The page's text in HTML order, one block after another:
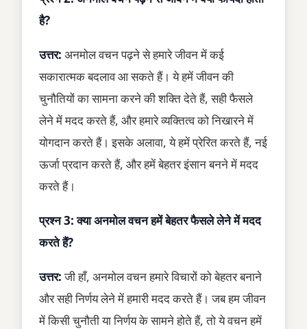
है?
उत्तर: अनमोल वचन पढ़ने से हमारे जीवन में कई
सकारात्मक बदलाव आ सकते हैं। ये हमें जीवन की
चुनौतियों का सामना करने की शक्ति देते हैं, सही फैसले
लेने में मदद करते हैं, और हमारे व्यक्तित्व को निखारने में
योगदान करते हैं। इसके अलावा, ये हमें प्रेरित करते हैं, नई
ऊर्जा प्रदान करते हैं, और हमें बेहतर इंसान बनने में मदद
करते हैं।
प्रश्न 3: क्या अनमोल वचन हमें बेहतर फैसले लेने में मदद
करते हैं?
उत्तर:जी हाँ, अनमोल वचन हमारे विचारों को बेहतर बनाने
और सही निर्णय लेने में हमारी मदद करते हैं। जब हम जीवन
में किसी चुनौती या निर्णय के सामने होते हैं, तो ये वचन हमें